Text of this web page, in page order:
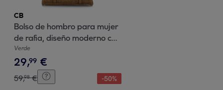
CB
Bolso de hombro para mujer
de rafia, diseño moderno con
adornos metalicos.
Verde
29,99 €
59,98 € -50%